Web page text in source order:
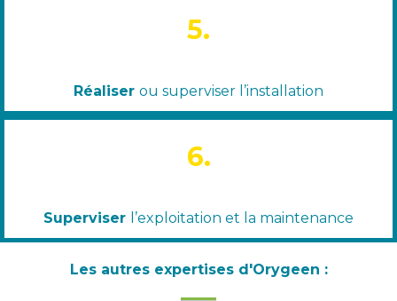
5.
Réaliser ou superviser ’installation
6.
Superviser l’exploitation et la maintenance
Les autres expertises d'Orygeen :